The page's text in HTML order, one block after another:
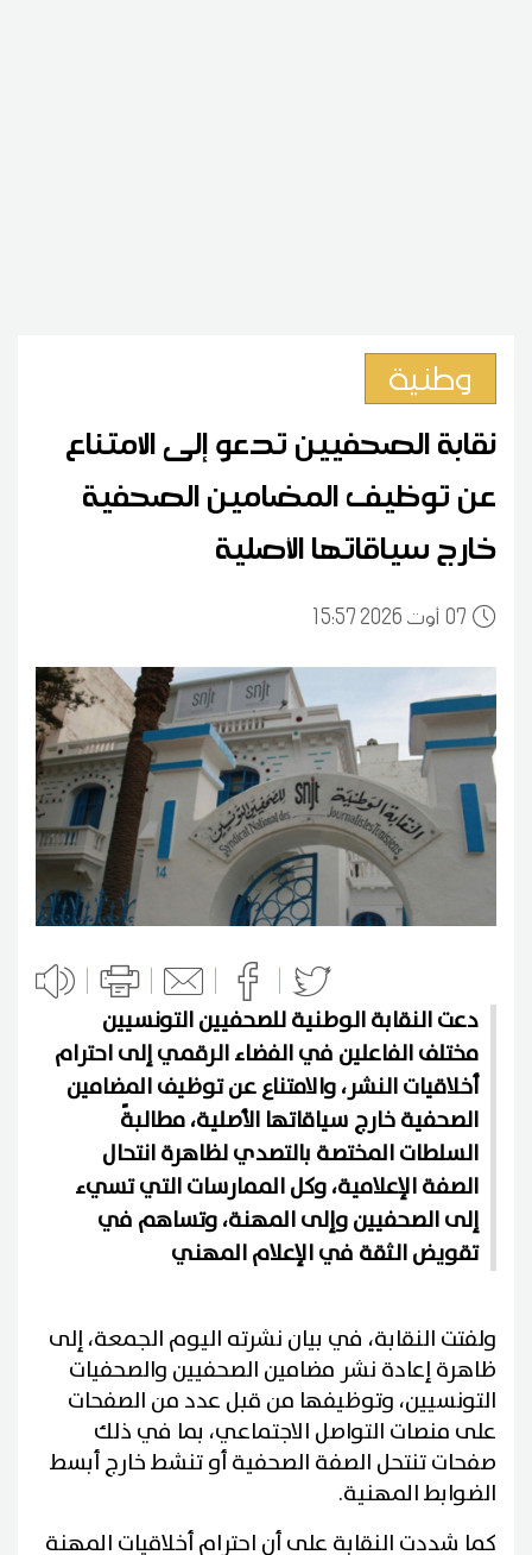
وطنية
نقابة الصحفيين تدعو إلى الامتناع
عن توظيف المضامين الصحفية
خارج سياقاتها الأصلية
0715:57 2026 أوت
دعت النقابة الوطنية للصحفيين التونسيين
مختلف الفاعلين في الفضاء الرقمي إلى احترام
أخلاقيات النشر، والامتناع عن توظيف المضامين
الصحفية خارج سياقاتها الأصلية، مطالبةً
السلطات المختصة بالتصدي لظاهرة انتحال
الصفة الإعلامية، وكل الممارسات التي تسيء
إلى الصحفيين وإلى المهنة، وتساهم في
تقويض الثقة في الإعلام المهني
ولفتت النقابة، في بيان نشرته اليوم الجمعة، إلى
ظاهرة إعادة نشر مضامين الصحفيين والصحفيات
التونسيين، وتوظيفها من قبل عدد من الصفحات
على منصات التواصل الاجتماعي، بما في ذلك
صفحات تنتحل الصفة الصحفية أو تنشط خارج أبسط
الضوابط المهنية.
كما شددت النقابة على أن احترام أخلاقيات المهنة